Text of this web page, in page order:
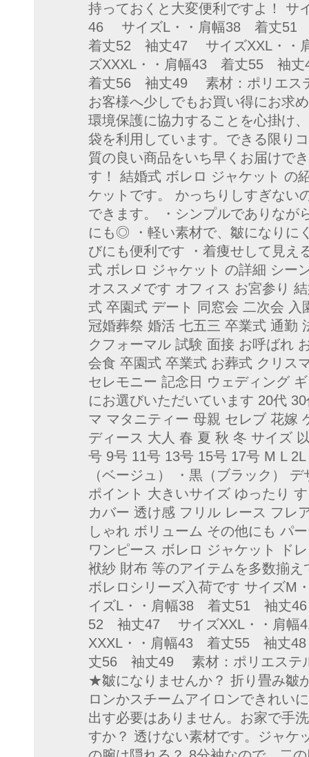
持っておくと大変便利ですよ！
46 サイズL・・肩幅38 着丈
着丈52 袖丈47 サイズXXL・
ズXXXL・・肩幅43 着丈55 袖
着丈56 袖丈49 素材：ポリエス
お客様へ少しでもお買い得にお求
環境保護に協力することを心掛け
袋を利用しています。できる限り
質の良い商品をいち早くお届けで
す！ 結婚式 ボレロ ジャケット の
ケットです。 かっちりしすぎない
できます。 ・シンプルでありなが
にも◎ ・軽い素材で、皺になりに
びにも便利です ・着痩せして見え
式 ボレロ ジャケット の詳細 シー
オススメです オフィス お宮参り
式 卒園式 デート 同窓会 二次会
冠婚葬祭 婚活 七五三 卒業式 通勤
クフォーマル 試験 面接 お呼ばれ
会食 卒園式 卒業式 お葬式 クリス
セレモニー 記念日 ウェディング
にお選びいただいています 20代
マ マタニティー 母親 セレブ 花嫁
ディース 大人 春 夏 秋 冬 サイズ
号 9号 11号 13号 15号 17号 M L
（ベージュ） ・黒（ブラック）
ポイント 大きいサイズ ゆったり
カバー 透け感 フリル レース フレ
しゃれ ボリューム その他にも パ
ワンピース ボレロ ジャケット ド
袱紗 財布 等のアイテムを多数揃
ボレロシリーズ入荷です サイ
イズL・・肩幅38 着丈51 袖丈
52 袖丈47 サイズXXL・・肩
XXXL・・肩幅43 着丈55 袖丈
丈56 袖丈49 素材：ポリエステ
★皺になりませんか？ 折り畳み皺
ロンかスチームアイロンできれい
出す必要はありません。お家で手
すか？ 透けない素材です。ジャ